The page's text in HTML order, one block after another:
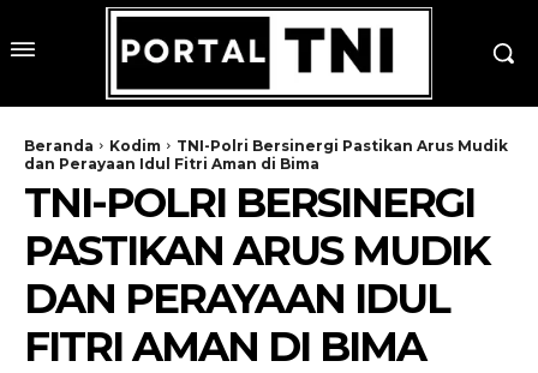
Beranda Kodim
TNI-Polri Bersinergi Pastikan Arus Mudik
dan Perayaan Idul Fitri Aman di Bima
TNI-POLRI BERSINERGI
PASTIKAN ARUS MUDIK
DAN PERAYAAN IDUL
FITRI AMAN DI BIMA